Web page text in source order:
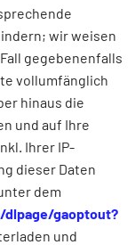
wir weisen
gegebenenfalls
vollumfänglich
hinaus die
und auf Ihre
Ihrer IP-
dieser Daten
dem
gaoptout?
und